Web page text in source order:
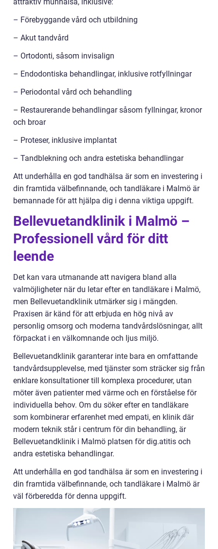
– Förebyggande vård och utbildning
– Akut tandvård
– Ortodonti, såsom invisalign
– Endodontiska behandlingar, inklusive rotfyllningar
– Periodontal vård och behandling
– Restaurerande behandlingar såsom fyllningar, kronor
och broar
– Proteser, inklusive implantat
– Tandblekning och andra estetiska behandlingar
Att underhålla en god tandhälsa är som en investering i
din framtida välbefinnande, och tandläkare i Malmö är
bemannade för att hjälpa dig i denna viktiga uppgift.
Bellevuetandklinik i Malmö –
Professionell vård för ditt
leende
Det kan vara utmanande att navigera bland alla
valmöjligheter när du letar efter en tandläkare i Malmö,
men Bellevuetandklinik utmärker sig i mängden.
Praxisen är känd för att erbjuda en hög nivå av
personlig omsorg och moderna tandvårdslösningar, allt
förpackat i en välkomnande och ljus miljö.
Bellevuetandklinik garanterar inte bara en omfattande
tandvårdsupplevelse, med tjänster som sträcker sig från
enklare konsultationer till komplexa procedurer, utan
möter även patienter med värme och en förståelse för
individuella behov. Om du söker efter en tandläkare
som kombinerar erfarenhet med empati, en klinik där
modern teknik står i centrum för din behandling, är
Bellevuetandklinik i Malmö platsen för dig.atitis och
andra estetiska behandlingar.
Att underhålla en god tandhälsa är som en investering i
din framtida välbefinnande, och tandläkare i Malmö är
väl förberedda för denna uppgift.